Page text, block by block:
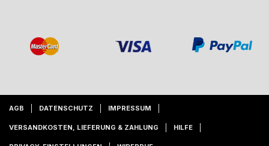
AGB DATENSCHUTZ IMPRESSUM
VERSANDKOSTEN, LIEFERUNG & ZAHLUNG HILFE